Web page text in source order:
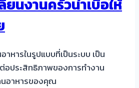
นงานครัวน่าเบื่อให้
หารในรูปแบบที่เป็นระบบ เป็น
ประสิทธิภาพของการทำงาน
อาหารของคุณ